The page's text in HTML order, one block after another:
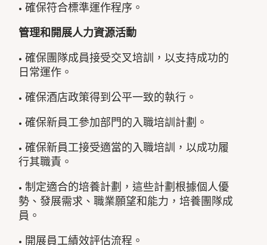
• 確保符合標準運作程序。
管理和開展人力資源活動
• 確保團隊成員接受交叉培訓，以支持成功的
日常運作。
• 確保酒店政策得到公平一致的執行。
• 確保新員工參加部門的入職培訓計劃。
• 確保新員工接受適當的入職培訓，以成功履
行其職責。
• 制定適合的培養計劃，這些計劃根據個人優
勢、發展需求、職業願望和能力，培養團隊成
員。
• 開展員工績效評估流程。